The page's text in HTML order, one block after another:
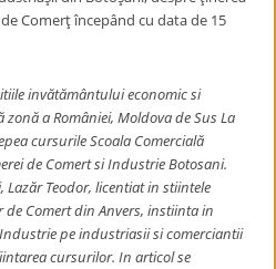
Comerţ începând cu data de 15
invătământului economic si
a României, Moldova de Sus La
cursurile Scoala Comercială
de Comert si Industrie Botosani.
Lazăr Teodor, licentiat in stiintele
Comert din Anvers, instiinta in
pe industriasii si comerciantii
cursurilor. In articol se